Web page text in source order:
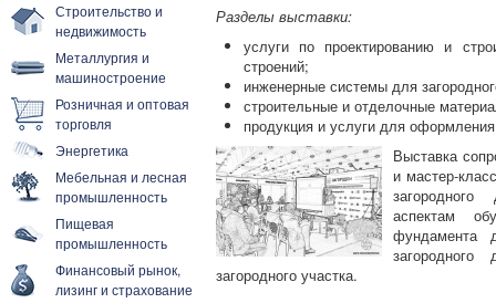
Строительство и
недвижимость
Металлургия и
машиностроение
Розничная и оптовая
торговля
Энергетика
Мебельная и лесная
промышленность
Пищевая
промышленность
Финансовый рынок,
лизинг и страхование
Разделы выставки:
услуги по проектированию и
строений;
инженерные системы для
строительные и отделочные
продукция и услуги для
Выставка
и мастер-
аспектам
фундамента
загородного участка.